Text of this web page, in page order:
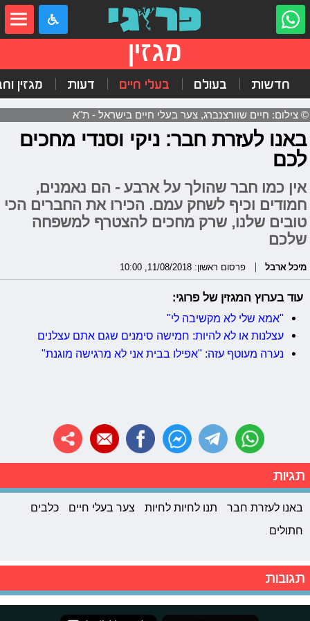
מגזין
חדשות בעולם בעלי חיים דעות מגזין
© צילום: חיים שוורצנברג, צער בעלי חיים בישראל - ת"א
באנו לעזרת חבר: ניקי וסנדי מחכים
לכם
אין כמו חבר שהולך על ארבע - הם נאמנים,
חמודים וכיף לשחק עמם. הכירו את החברים הכי
טובים שלנו, שרק מחכים להצטרף למשפחה
שלכם
מיכל ארבל פרסום ראשון: 11/08/2018, 10:00
עוד בערוץ המגזין של פרוגי:
"אמא שלי לא מקשיבה לי"
עצלנות או לא להיות: חמישה סימנים שגם אתם עצלנים
נערה מעוטף עזה: "אפילו בבית אני לא מרגישה מוגנת"
תגיות
באנו לעזרת חבר תנו לחיות לחיות צער בעלי חיים
כלבים
חתולים
תגובות